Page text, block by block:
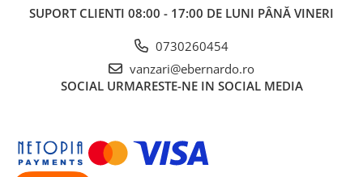
SUPORT CLIENTI 08:00 - 17:00 DE LUNI PÂNĂ VINERI
0730260454
vanzari@ebernardo.ro
SOCIAL URMARESTE-NE IN SOCIAL MEDIA